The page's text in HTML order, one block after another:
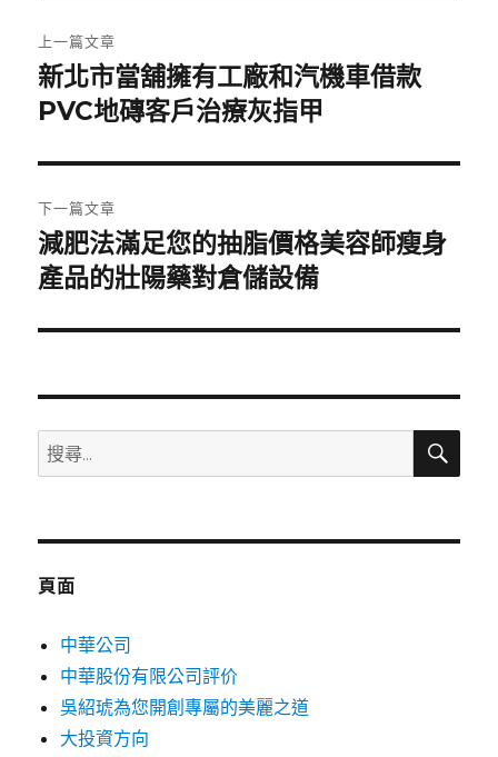
章
導
覽
上一篇文章
上
一
文
章:
新北市當舖擁有工廠和汽機車借款
PVC地磚客戶治療灰指甲
下一篇文章
下
一
文
減肥法滿足您的抽脂價格美容師瘦身
產品的壯陽藥對倉儲設備
搜
尋
鍵
搜
頁面
中華公司
中華股份有限公司評价
吳紹琥為您開創專屬的美麗之道
大投資方向